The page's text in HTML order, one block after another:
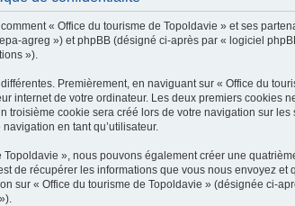
« Office du tourisme de Topoldavie » et ses
agreg ») et phpBB (désigné ci-après par « logiciel
»).
Premièrement, en naviguant sur « Office du
internet de votre ordinateur. Les deux premiers cookies
cookie sera créé lors de votre navigation sur
en tant qu’utilisateur.
», nous pouvons également créer une
de récupérer les informations que vous nous envoyez
sur « Office du tourisme de Topoldavie » (désignée ci-